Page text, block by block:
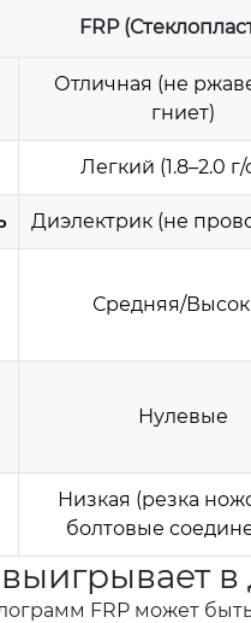
FRP
Отличная (не
гниет)
Легкий (1.8–2.0 г/
Диэлектрик (не
Средняя/
Нулевые
Низкая (резка
болтовые
FRP может